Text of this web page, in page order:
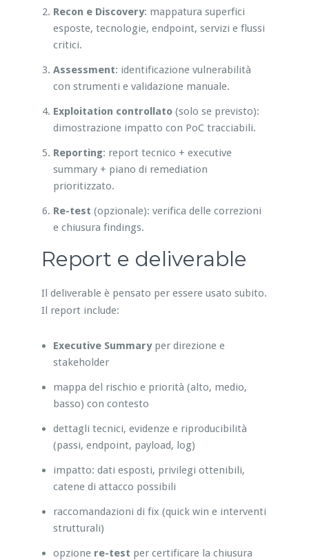
Recon e Discovery: mappatura superfici
esposte, tecnologie, endpoint, servizi e flussi
critici.
Assessment: identificazione vulnerabilità
con strumenti e validazione manuale.
Exploitation controllato(solo se previsto):
dimostrazione impatto con PoC tracciabili.
Reporting: report tecnico + executive
summary + piano di remediation
prioritizzato.
Re-test (opzionale): verifica delle correzioni
e chiusura findings.
Report e deliverable
Il deliverable è pensato per essere usato subito.
Il report include:
Executive Summaryper direzione e
stakeholder
mappa del rischio e priorità (alto, medio,
basso) con contesto
dettagli tecnici, evidenze e riproducibilità
(passi, endpoint, payload, log)
impatto: dati esposti, privilegi ottenibili,
catene di attacco possibili
raccomandazioni di fix (quick win e interventi
strutturali)
opzione re-test per certificare la chiusura